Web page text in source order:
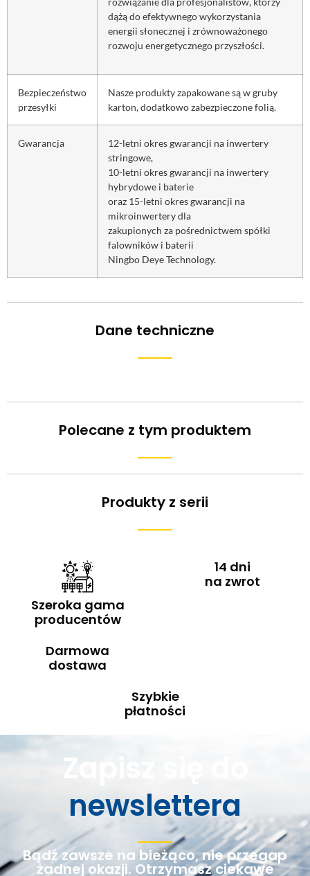
dążą do efektywnego wykorzystania
energii słonecznej i zrównoważonego
rozwoju energetycznego przyszłości.
Bezpieczeństwo
przesyłki
Nasze produkty zapakowane są w gruby
karton, dodatkowo zabezpieczone folią.
Gwarancja
12-letni okres gwarancji na inwertery
stringowe,
10-letni okres gwarancji na inwertery
hybrydowe i baterie
oraz 15-letni okres gwarancji na
mikroinwertery dla
zakupionych za pośrednictwem spółki
falowników i baterii
Ningbo Deye Technology.
Dane techniczne
Polecane z tym produktem
Produkty z serii
Szeroka gama
producentów
14 dni
na zwrot
Darmowa
dostawa
Szybkie
płatności
Zapisz się do
newslettera
Bądź zawsze na bieżąco, nie przegap
żadnej okazji. Otrzymasz ciekawe